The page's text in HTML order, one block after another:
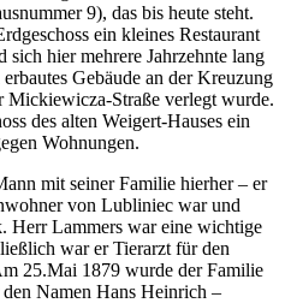
9), das bis heute steht.
ein kleines Restaurant
sich hier mehrere Jahrzehnte lang
Gebäude an der Kreuzung
Mickiewicza-Straße verlegt wurde.
des alten Weigert-Hauses ein
Wohnungen.
mit seiner Familie hierher – er
von Lubliniec war und
Herr Lammers war eine wichtige
war er Tierarzt für den
25.Mai 1879 wurde der Familie
Namen Hans Heinrich –